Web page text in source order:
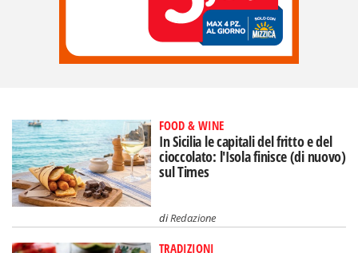
FOOD & WINE
In Sicilia le capitali del fritto e del
cioccolato: l'Isola finisce (di nuovo)
sul Times
diRedazione
TRADIZIONI